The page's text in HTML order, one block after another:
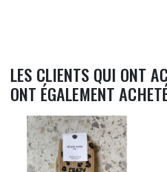
LES CLIENTS QUI ONT
ONT ÉGALEMENT